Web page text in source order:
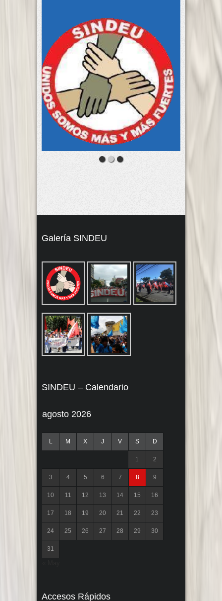
Galería SINDEU
SINDEU – Calendario
agosto 2026
L M X J V S D
1 2
3 4 5 6 7 8 9
10 11 12 13 14 15 16
17 18 19 20 21 22 23
24 25 26 27 28 29 30
31
Accesos Rápidos